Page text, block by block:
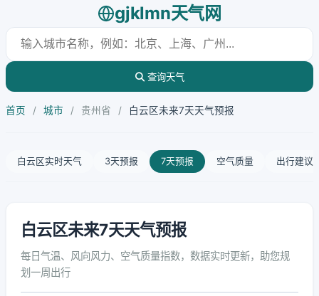
gjklmn天气网
查询天气
首页 / 城市 / 贵州省 / 白云区未来7天天气预报
白云区实时天气 3天预报 7天预报 空气质量 出行建议
白云区未来7天天气预报
每日气温、风向风力、空气质量指数，数据实时更新，助您规
划一周出行